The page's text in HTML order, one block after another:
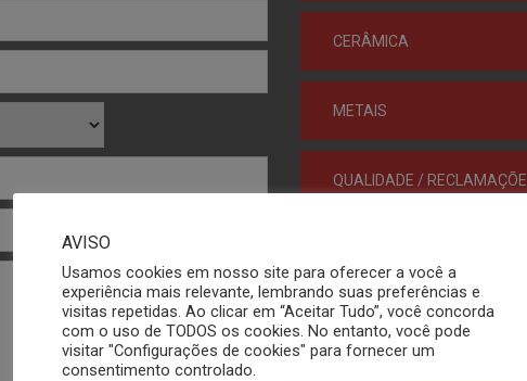
CERÂMICA
METAIS
QUALIDADE /
ENDEREÇO
SÃO CARLOS - SP - BRASIL
AVISO
Usamos cookies em nosso site para oferecer a você a
experiência mais relevante, lembrando suas preferências e
visitas repetidas. Ao clicar em “Aceitar Tudo”, você concorda
com o uso de TODOS os cookies. No entanto, você pode
visitar "Configurações de cookies" para fornecer um
consentimento controlado.